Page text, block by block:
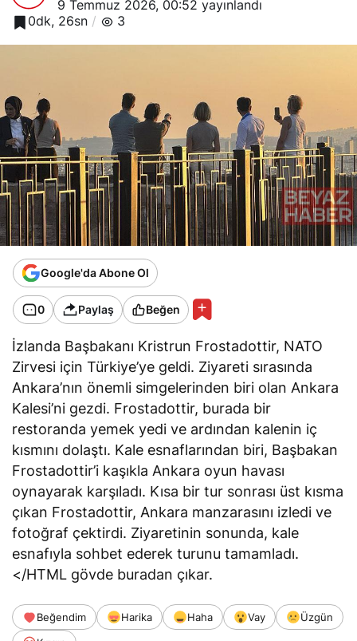
9 Temmuz 2026, 00:52 yayınlandı
0dk, 26sn
3
Google'da Abone Ol
0 Paylaş Beğen
İzlanda Başbakanı Kristrun Frostadottir, NATO
Zirvesi için Türkiye’ye geldi. Ziyareti sırasında
Ankara’nın önemli simgelerinden biri olan Ankara
Kalesi’ni gezdi. Frostadottir, burada bir
restoranda yemek yedi ve ardından kalenin iç
kısmını dolaştı. Kale esnaflarından biri, Başbakan
Frostadottir’i kaşıkla Ankara oyun havası
oynayarak karşıladı. Kısa bir tur sonrası üst kısma
çıkan Frostadottir, Ankara manzarasını izledi ve
fotoğraf çektirdi. Ziyaretinin sonunda, kale
esnafıyla sohbet ederek turunu tamamladı.
</HTML gövde buradan çıkar.
Beğendim Harika Haha Vay
Üzgün